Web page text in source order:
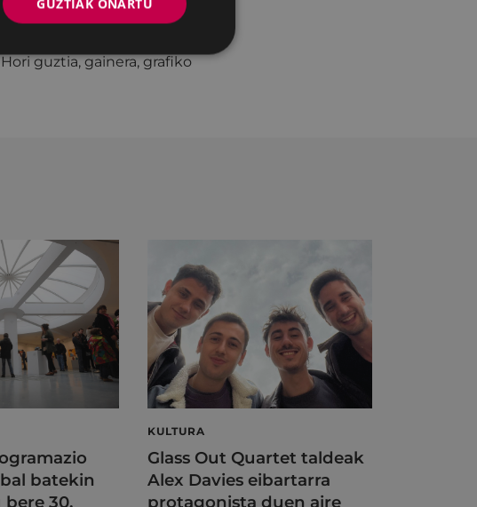
irakurri ditu. Hala, parte-
guztia, gainera, grafiko
batekin
30.
KULTURA
Glass Out Quartet taldeak
Alex Davies eibartarra
protagonista duen aire